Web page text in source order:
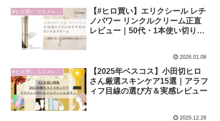
【#ヒロ買い】エリクシール レチ
ノパワー リンクルクリーム正直
レビュー｜50代・1本使い切りで
2026.01.08
#ヒロ買い コスメレビュー
【2025年ベスコス】小田切ヒロ
さん厳選スキンケア15選｜アラフ
ィフ目線の選び方＆実感レビュー
2025.12.28